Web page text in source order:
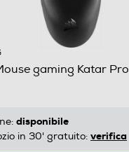
gaming Katar Pro
disponibile
in 30' gratuito: verifica